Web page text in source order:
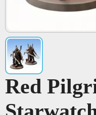
Red